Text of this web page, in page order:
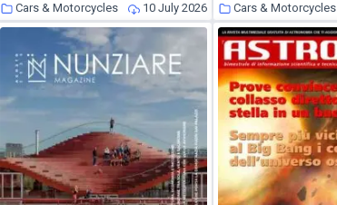
Cars & Motorcycles 10 July 2026 Cars & Motorcycles